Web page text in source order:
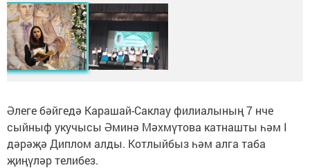
Әлеге бәйгедә Карашай-Саклау филиалының 7 нче
сыйныф укучысы Әминә Мәхмүтова катнашты һәм I
дәрәҗә Диплом алды. Котлыйбыз һәм алга таба
җиңүләр телибез.